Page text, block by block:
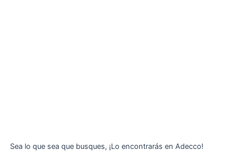
Sea lo que sea que busques, ¡Lo encontrarás en Adecco!